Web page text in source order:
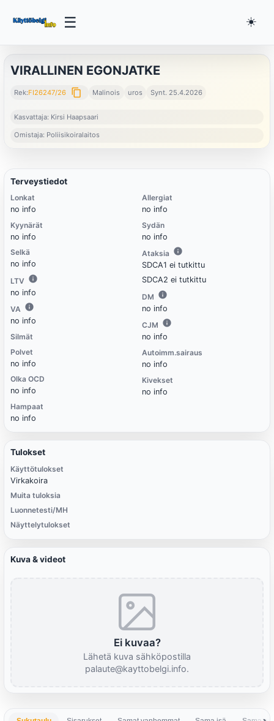
☰ ☀️
VIRALLINEN EGONJATKE
Rek:FI26247/26 content_copy Malinois uros Synt. 25.4.2026
Kasvattaja: Kirsi Haapsaari
Omistaja: Poliisikoiralaitos
Terveystiedot
Lonkat
no info
Kyynärät
no info
Selkä
no info
LTV
no info
VA
no info
Silmät
Polvet
no info
Olka OCD
no info
Hampaat
no info
Allergiat
no info
Sydän
no info
Ataksia
SDCA1 ei tutkittu
SDCA2 ei tutkittu
DM
no info
CJM
no info
Autoimm.sairaus
no info
Kivekset
no info
Tulokset
Käyttötulokset
Virkakoira
Muita tuloksia
Luonnetesti/MH
Näyttelytulokset
Kuva & videot
Ei kuvaa?
Lähetä kuva sähköpostilla
palaute@kayttobelgi.info.